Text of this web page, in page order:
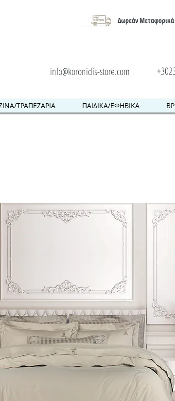
Δωρεάν Μεταφορικά
info@koronidis-store.com
ΤΡΑΠΕΖΑΡΙΑ ΠΑΙΔΙΚΑ/ΕΦΗΒΙΚΑ